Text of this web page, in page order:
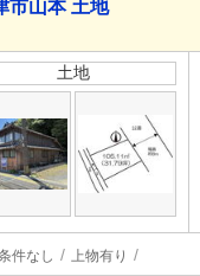
市山本 土地
土地
件なし 上物有り